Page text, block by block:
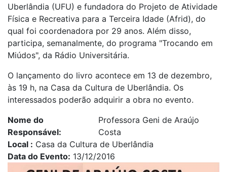
Uberlândia (UFU) e fundadora do Projeto de Atividade
Física e Recreativa para a Terceira Idade (Afrid), do
qual foi coordenadora por 29 anos. Além disso,
participa, semanalmente, do programa "Trocando em
Miúdos", da Rádio Universitária.
O lançamento do livro acontece em 13 de dezembro,
às 19 h, na Casa da Cultura de Uberlândia. Os
interessados poderão adquirir a obra no evento.
Nome do
Responsável
Professora Geni de Araújo
Costa
Local
Casa da Cultura de Uberlândia
Data do Evento 13/12/2016